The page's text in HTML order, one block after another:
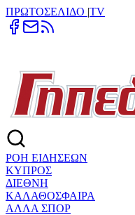
ΠΡΩΤΟΣΕΛΙΔΟ |TV
ΡΟΗ ΕΙΔΗΣΕΩΝ
ΚΥΠΡΟΣ
ΔΙΕΘΝΗ
ΚΑΛΑΘΟΣΦΑΙΡΑ
ΑΛΛΑ ΣΠΟΡ